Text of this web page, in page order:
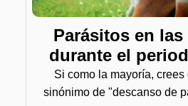
Parásitos en
durante el
Si como la mayoría,
sinónimo de "descanso de